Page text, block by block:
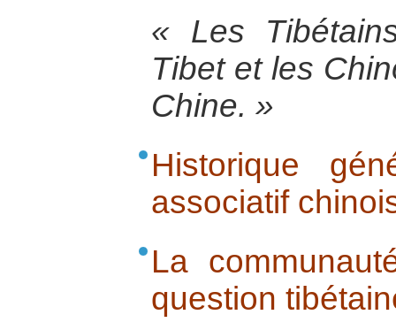
« Les
Tibet et les
Chine. »
Historique
associatif
La
question